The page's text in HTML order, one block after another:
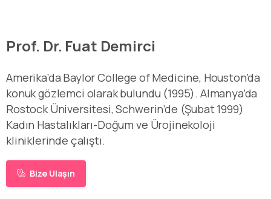
Prof. Dr. Fuat Demirci
Amerika’da Baylor College of Medicine, Houston’da
konuk gözlemci olarak bulundu (1995). Almanya’da
Rostock Üniversitesi, Schwerin’de (Şubat 1999)
Kadın Hastalıkları-Doğum ve Ürojinekoloji
kliniklerinde çalıştı.
Bize Ulaşın